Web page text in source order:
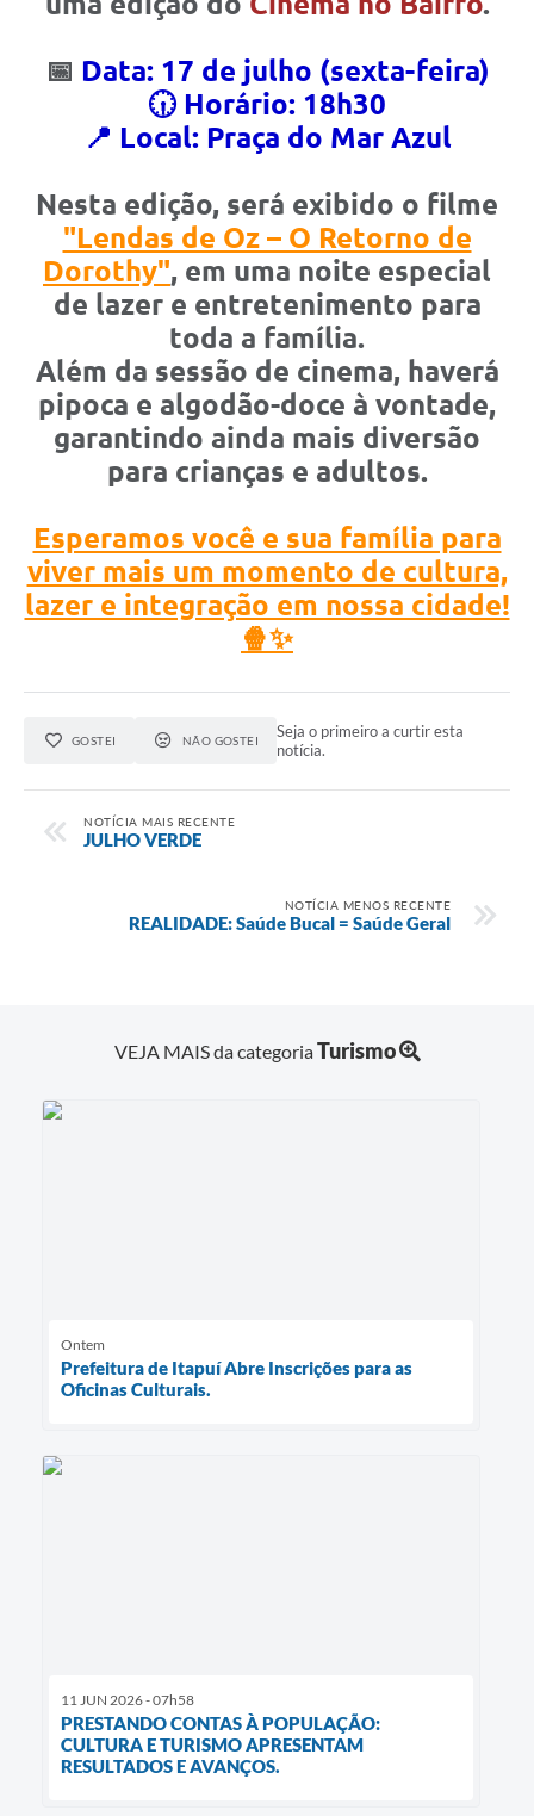
📅 Data: 17 de julho (sexta-feira)
🕡 Horário: 18h30
📍 Local: Praça do Mar Azul
Nesta edição, será exibido o filme
"Lendas de Oz – O Retorno de
Dorothy", em uma noite especial
de lazer e entretenimento para
toda a família.
Além da sessão de cinema, haverá
pipoca e algodão-doce à vontade,
garantindo ainda mais diversão
para crianças e adultos.
Esperamos você e sua família para
viver mais um momento de cultura,
lazer e integração em nossa cidade!
🍿✨
GOSTEI NÃO GOSTEI
Seja o primeiro a curtir esta
notícia.
NOTÍCIA MAIS RECENTE
JULHO VERDE
NOTÍCIA MENOS RECENTE
REALIDADE: Saúde Bucal = Saúde Geral
VEJA MAIS da categoriaTurismo
Ontem
Prefeitura de Itapuí Abre Inscrições para as
Oficinas Culturais.
11 JUN 2026 - 07h58
PRESTANDO CONTAS À POPULAÇÃO:
CULTURA E TURISMO APRESENTAM
RESULTADOS E AVANÇOS.